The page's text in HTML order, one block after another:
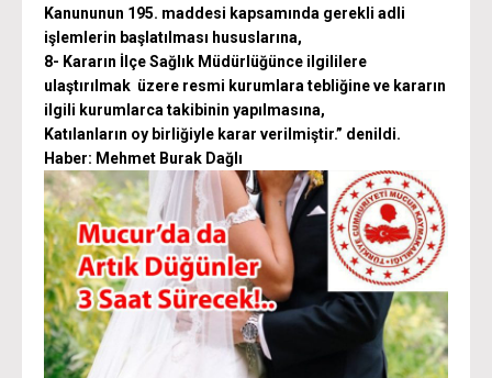
Kanununun 195. maddesi kapsamında gerekli adli
işlemlerin başlatılması hususlarına,
8- Kararın İlçe Sağlık Müdürlüğünce ilgililere
ulaştırılmak üzere resmi kurumlara tebliğine ve kararın
ilgili kurumlarca takibinin yapılmasına,
Katılanların oy birliğiyle karar verilmiştir.” denildi.
Haber: Mehmet Burak Dağlı